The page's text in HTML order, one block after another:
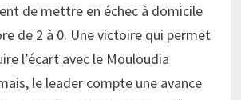
de mettre en échec à domicile
de 2 à 0. Une victoire qui permet
l’écart avec le Mouloudia
le leader compte une avance